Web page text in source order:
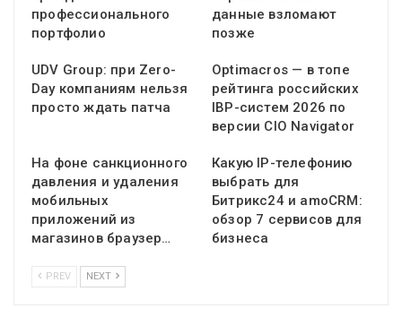
профессионального
портфолио
данные взломают
позже
UDV Group: при Zero-
Day компаниям нельзя
просто ждать патча
Optimacros — в топе
рейтинга российских
IBP-систем 2026 по
версии CIO Navigator
На фоне санкционного
давления и удаления
мобильных
приложений из
магазинов браузер…
Какую IP-телефонию
выбрать для
Битрикс24 и amoCRM:
обзор 7 сервисов для
бизнеса
PREV NEXT